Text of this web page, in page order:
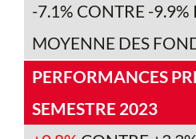
-7.1% CONTRE -9.9%
MOYENNE DES
PERFORMANCES
SEMESTRE 2023